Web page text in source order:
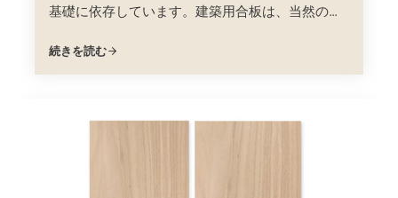
基礎に依存しています。建築用合板は、当然のも
無数のプロジェクトが求める強度、汎用性、費用
対効果を提供しています。ベテランの請負業者で
新人であろうと、そのニュアンスを理解すること
続きを読む